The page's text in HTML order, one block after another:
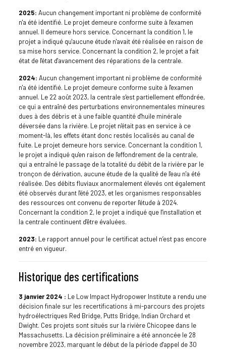
2025: Aucun changement important ni problème de conformité
n'a été identifié. Le projet demeure conforme suite à l'examen
annuel. Il demeure hors service. Concernant la condition 1, le
projet a indiqué qu'aucune étude n'avait été réalisée en raison de
sa mise hors service. Concernant la condition 2, le projet a fait
état de l'état d'avancement des réparations de la centrale.
2024: Aucun changement important ni problème de conformité
n'a été identifié. Le projet demeure conforme suite à l'examen
annuel. Le 22 août 2023, la centrale s'est partiellement effondrée,
ce qui a entraîné des perturbations environnementales mineures
dues à des débris et à une faible quantité d'huile minérale
déversée dans la rivière. Le projet n'était pas en service à ce
moment-là, les effets étant donc restés localisés au canal de
fuite. Le projet demeure hors service. Concernant la condition 1,
le projet a indiqué qu'en raison de l'effondrement de la centrale,
qui a entraîné le passage de la totalité du débit de la rivière par le
tronçon de dérivation, aucune étude de la qualité de l'eau n'a été
réalisée. Des débits fluviaux anormalement élevés ont également
été observés durant l'été 2023, et les organismes responsables
des ressources ont convenu de reporter l'étude à 2024.
Concernant la condition 2, le projet a indiqué que l'installation et
la centrale continuent d'être évaluées.
2023: Le rapport annuel pour le certificat actuel n’est pas encore
entré en vigueur.
Historique des certifications
3 janvier 2024 : Le Low Impact Hydropower Institute a rendu une
décision finale sur les recertifications à mi-parcours des projets
hydroélectriques Red Bridge, Putts Bridge, Indian Orchard et
Dwight. Ces projets sont situés sur la rivière Chicopee dans le
Massachusetts. La décision préliminaire a été annoncée le 28
novembre 2023, marquant le début de la période d'appel de 30